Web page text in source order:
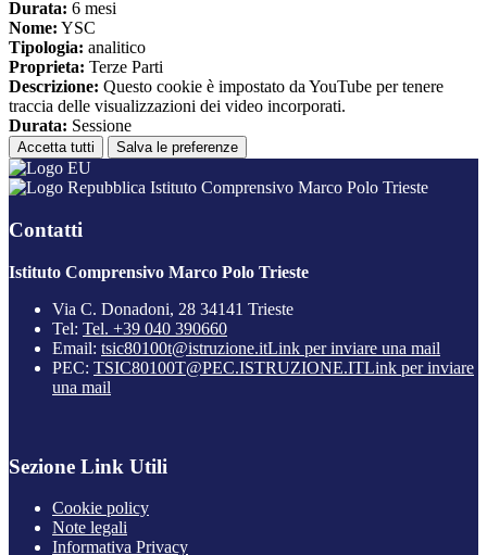
Durata: 6 mesi
Nome: YSC
Tipologia: analitico
Proprieta: Terze Parti
Descrizione: Questo cookie è impostato da YouTube per tenere
traccia delle visualizzazioni dei video incorporati.
Durata: Sessione
Accetta tutti Salva le preferenze
Istituto Comprensivo Marco Polo Trieste
Contatti
Istituto Comprensivo Marco Polo Trieste
Via C. Donadoni, 28 34141 Trieste
Tel: Tel. +39 040 390660
Email: tsic80100t@istruzione.itLink per inviare una mail
PEC: TSIC80100T@PEC.ISTRUZIONE.ITLink per inviare
una mail
Sezione Link Utili
Cookie policy
Note legali
Informativa Privacy